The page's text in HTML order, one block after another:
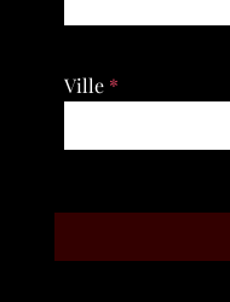
Ville *